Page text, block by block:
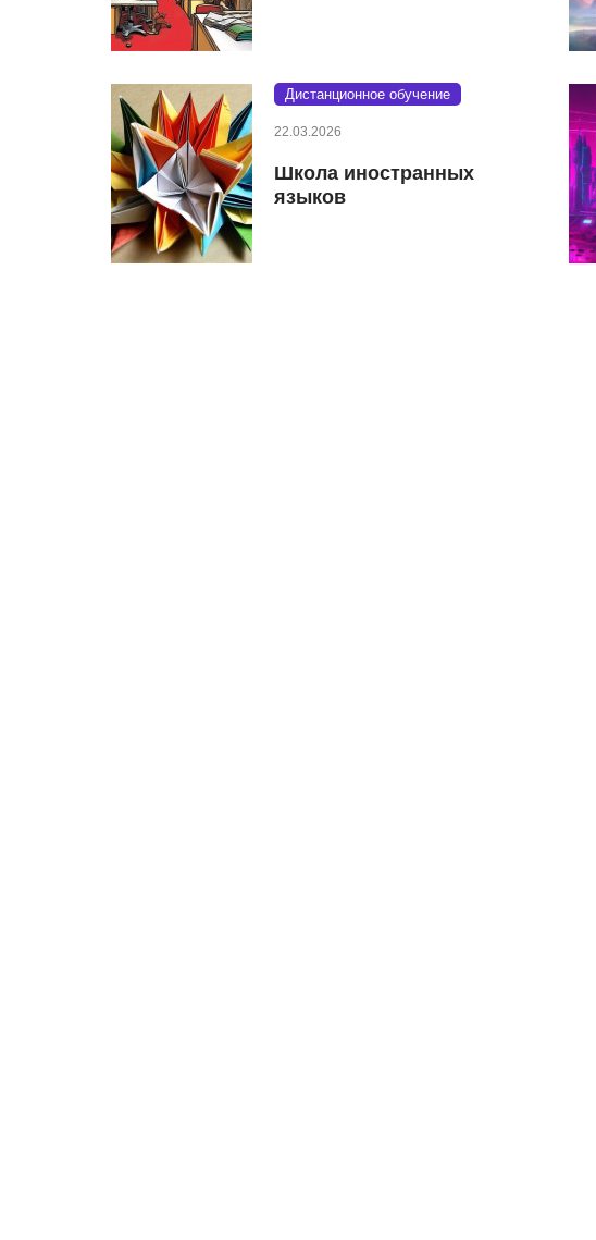
Дистанционное обучение
22.03.2026
Школа иностранных
языков